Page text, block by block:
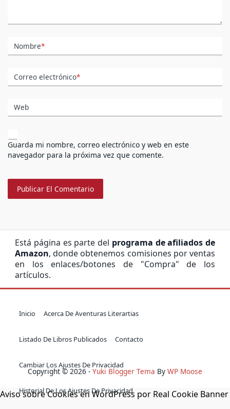
Nombre*
Correo electrónico*
Web
Guarda mi nombre, correo electrónico y web en este
navegador para la próxima vez que comente.
Está página es parte del programa de afiliados de
Amazon, donde obtenemos comisiones por ventas
en los enlaces/botones de "Compra" de los
artículos.
Inicio Acerca De Aventuras Literartias
Listado De Libros Publicados Contacto
Cambiar Los Ajustes De Privacidad
Historial De Los Ajustes De Privacidad
Copyright © 2026 - Yuki Blogger Tema By WP Moose
Aviso sobre Cookies en WordPress por Real Cookie Banner